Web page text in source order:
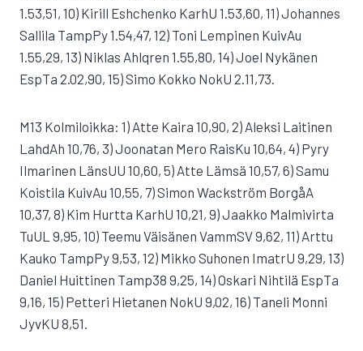
1.53,51, 10) Kirill Eshchenko KarhU 1.53,60, 11) Johannes
Sallila TampPy 1.54,47, 12) Toni Lempinen KuivAu
1.55,29, 13) Niklas Ahlqren 1.55,80, 14) Joel Nykänen
EspTa 2.02,90, 15) Simo Kokko NokU 2.11,73.
M13 Kolmiloikka: 1) Atte Kaira 10,90, 2) Aleksi Laitinen
LahdAh 10,76, 3) Joonatan Mero RaisKu 10,64, 4) Pyry
Ilmarinen LänsUU 10,60, 5) Atte Lämsä 10,57, 6) Samu
Koistila KuivAu 10,55, 7) Simon Wackström BorgåA
10,37, 8) Kim Hurtta KarhU 10,21, 9) Jaakko Malmivirta
TuUL 9,95, 10) Teemu Väisänen VammSV 9,62, 11) Arttu
Kauko TampPy 9,53, 12) Mikko Suhonen ImatrU 9,29, 13)
Daniel Huittinen Tamp38 9,25, 14) Oskari Nihtilä EspTa
9,16, 15) Petteri Hietanen NokU 9,02, 16) Taneli Monni
JyvKU 8,51.